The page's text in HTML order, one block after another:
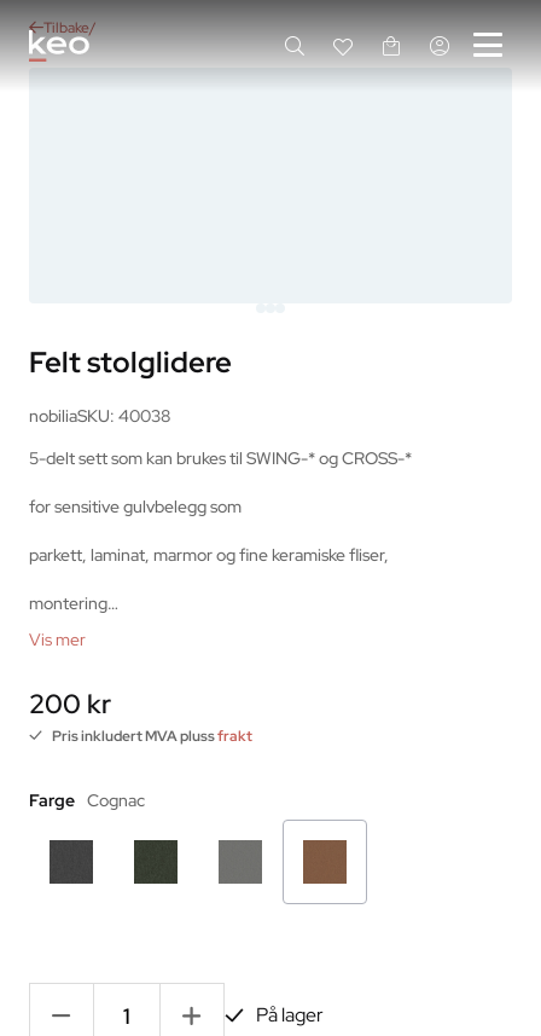
Tilbake
Felt stolglidere
nobiliaSKU: 40038
5-delt sett som kan brukes til SWING-* og CROSS-*
for sensitive gulvbelegg som
parkett, laminat, marmor og fine keramiske fliser,
montering…
Vis mer
200 kr
Pris inkludert MVA plussfrakt
Farge Cognac
- + På lager